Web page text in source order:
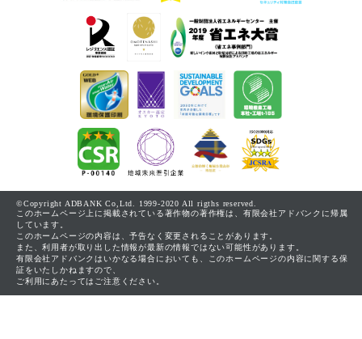
©Copyright ADBANK Co,Ltd. 1999-2020 All rigths reserved.
このホームページ上に掲載されている著作物の著作権は、有限会社アドバンクに帰属
しています。
このホームページの内容は、予告なく変更されることがあります。
また、利用者が取り出した情報が最新の情報ではない可能性があります。
有限会社アドバンクはいかなる場合においても、このホームページの内容に関する保
証をいたしかねますので、
ご利用にあたってはご注意ください。